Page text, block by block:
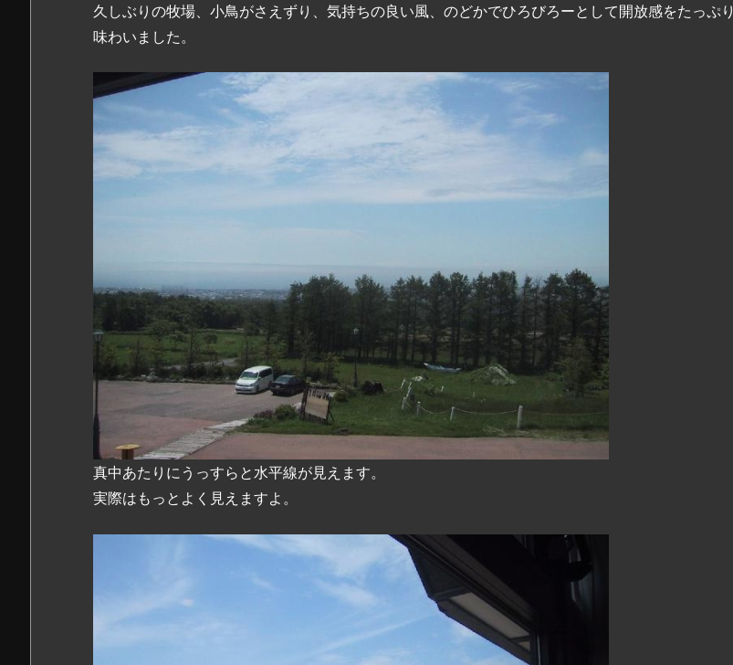
久しぶりの牧場、小鳥がさえずり、気持ちの良い風、のどかでひろびろーとして開放感をたっぷり
味わいました。
真中あたりにうっすらと水平線が見えます。
実際はもっとよく見えますよ。